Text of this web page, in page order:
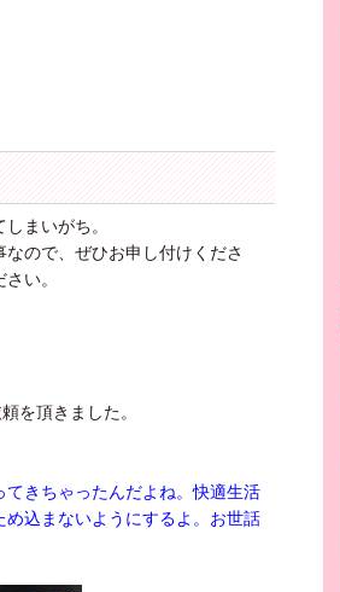
まいがち。
ので、ぜひお申し付けくださ
い。
を頂きました。
てきちゃったんだよね。快適生活
込まないようにするよ。お世話